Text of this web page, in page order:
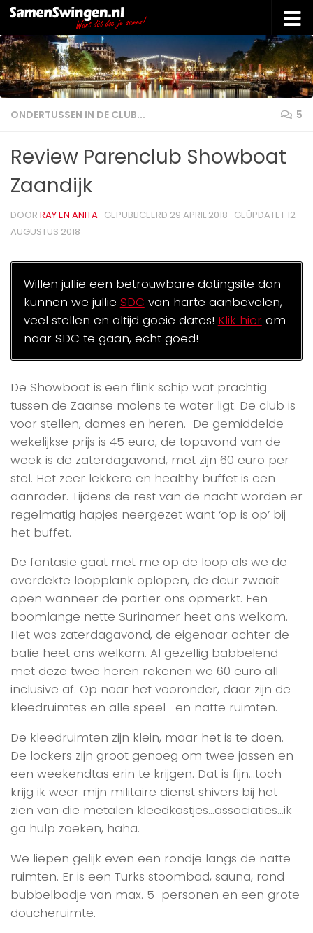
Doorgaan naar inhoud
ONDERTUSSEN IN DE CLUB... 5
Review Parenclub Showboat
Zaandijk
DOOR RAY EN ANITA · GEPUBLICEERD 29 APRIL 2018 · GEÜPDATET12
AUGUSTUS 2018
Willen jullie een betrouwbare datingsite dan
kunnen we jullie SDC van harte aanbevelen,
veel stellen en altijd goeie dates! Klik hierom
naar SDC te gaan, echt goed!
De Showboat is een flink schip wat prachtig
tussen de Zaanse molens te water ligt. De club is
voor stellen, dames en heren. De gemiddelde
wekelijkse prijs is 45 euro, de topavond van de
week is de zaterdagavond, met zijn 60 euro per
stel. Het zeer lekkere en healthy buffet is een
aanrader. Tijdens de rest van de nacht worden er
regelmatig hapjes neergezet want ‘op is op’ bij
het buffet.
De fantasie gaat met me op de loop als we de
overdekte loopplank oplopen, de deur zwaait
open wanneer de portier ons opmerkt. Een
boomlange nette Surinamer heet ons welkom.
Het was zaterdagavond, de eigenaar achter de
balie heet ons welkom. Al gezellig babbelend
met deze twee heren rekenen we 60 euro all
inclusive af. Op naar het vooronder, daar zijn de
kleedruimtes en alle speel- en natte ruimten.
De kleedruimten zijn klein, maar het is te doen.
De lockers zijn groot genoeg om twee jassen en
een weekendtas erin te krijgen. Dat is fijn…toch
krijg ik weer mijn militaire dienst shivers bij het
zien van die metalen kleedkastjes…associaties…ik
ga hulp zoeken, haha.
We liepen gelijk even een rondje langs de natte
ruimten. Er is een Turks stoombad, sauna, rond
bubbelbadje van max. 5 personen en een grote
doucheruimte.